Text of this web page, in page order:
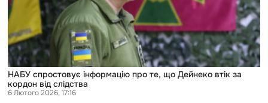
Дейнеко
втік
за
кордон
від
слідства
НАБУ спростовує інформацію про те, що Дейнеко втік за
кордон від слідства
6 Лютого 2026, 17:16